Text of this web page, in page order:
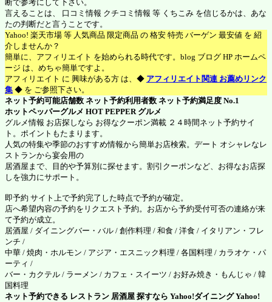
断で参考にして下さい。
言えることは、 口コミ情報 クチコミ情報 等 くちこみ を信じるかは、あな
たの判断だと言うことです。
Yahoo! 楽天市場 等 人気商品 限定商品 の 格安 特売 バーゲン 最安値 を 紹
介しませんか？
簡単に、アフィリエイト を始められる時代です。blog ブログ HP ホームペ
ージ は、めちゃ簡単ですよ。
アフィリエイト に 興味がある方 は、◆ アフィリエイト関連 お薦めリンク
集 ◆ を ご参照下さい。
ネット予約可能店舗数 ネット予約利用者数 ネット予約満足度 No.1
ホットペッパーグルメ HOT PEPPER グルメ
グルメ情報 お店探しなら お得なクーポン満載 ２４時間ネット予約サイ
ト。ポイントもたまります。
人気の特集や季節のおすすめ情報から簡単お店検索。デート オシャレなレ
ストランから宴会用の
居酒屋まで、目的や予算別に探せます。割引クーポンなど、お得なお店探
しを強力にサポート。
即予約 サイト上で予約完了した時点で予約が確定。
店へ希望内容の予約をリクエスト予約。お店から予約受付可否の連絡が来
て予約が成立。
居酒屋 / ダイニングバー・バル / 創作料理 / 和食 / 洋食 / イタリアン・フレ
ンチ /
中華 / 焼肉・ホルモン / アジア・エスニック料理 / 各国料理 / カラオケ・パ
ーティ /
バー・カクテル / ラーメン / カフェ・スイーツ / お好み焼き・もんじゃ / 韓
国料理
ネット予約できる レストラン 居酒屋 探すなら Yahoo!ダイニングYahoo!